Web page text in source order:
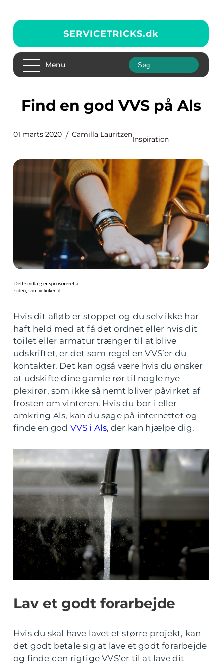
SERVICETRICKS.dk
Menu
Find en god VVS på Als
01 marts 2020 Camilla Lauritzen
Inspiration
Hvis dit afløb er stoppet og du selv ikke har
haft held med at få det ordnet eller hvis dit
toilet eller armatur trænger til at blive
udskriftet, er det som regel en VVS’er du
kontakter. Det kan også være hvis du ønsker
at udskifte dine gamle rør til nogle nye
plexirør, som ikke så nemt bliver påvirket af
frosten om vinteren. Hvis du bor i eller
omkring Als, kan du søge på internettet og
finde en god VVS i Als, der kan hjælpe dig.
Lav et godt forarbejde
Hvis du skal have lavet et større projekt, kan
det godt betale sig at lave et godt forarbejde
og finde den rigtige VVS’er til at lave dit